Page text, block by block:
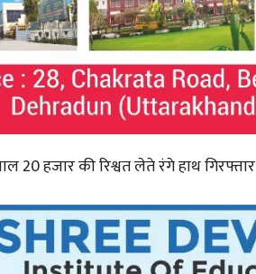
हजार की रिश्वत लेते रंगे हाथ गिरफ्तार